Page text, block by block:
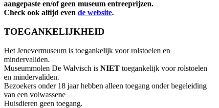
aangepaste en/of geen museum entreeprijzen.
Check ook altijd even de website.
TOEGANKELIJKHEID
Het Jenevermuseum is toegankelijk voor rolstoelen en
mindervaliden.
Museummolen De Walvisch is NIET toegankelijk voor rolstoelen
en mindervaliden.
Bezoekers onder 18 jaar hebben alleen toegang onder begeleiding
van een volwassene
Huisdieren geen toegang.